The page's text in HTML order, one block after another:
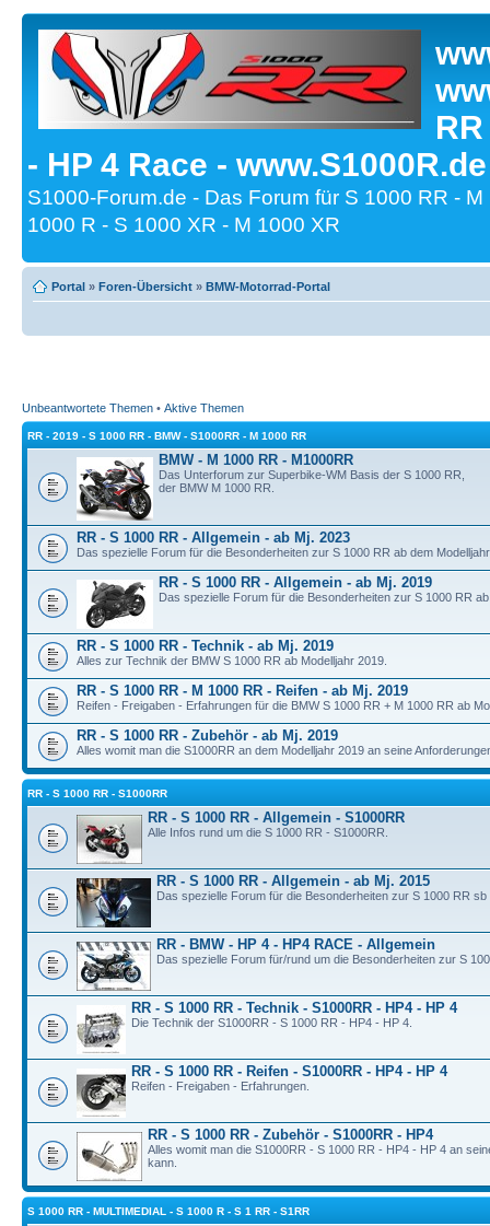
- HP 4 Race -
S1000-Forum.de - Das Forum für S 1000 RR -
1000 R - S 1000 XR - M 1000 XR
Portal » Foren-Übersicht » BMW-Motorrad-Portal
Unbeantwortete Themen • Aktive Themen
RR - 2019 - S 1000 RR - BMW - S1000RR - M 1000 RR
BMW - M 1000 RR - M1000RR
Das Unterforum zur Superbike-WM Basis der S 1000 RR,
der BMW M 1000 RR.
RR - S 1000 RR - Allgemein - ab Mj. 2023
Das spezielle Forum für die Besonderheiten zur S 1000 RR ab dem
RR - S 1000 RR - Allgemein - ab Mj. 2019
Das spezielle Forum für die Besonderheiten zur S 1000 RR
RR - S 1000 RR - Technik - ab Mj. 2019
Alles zur Technik der BMW S 1000 RR ab Modelljahr 2019.
RR - S 1000 RR - M 1000 RR - Reifen - ab Mj. 2019
Reifen - Freigaben - Erfahrungen für die BMW S 1000 RR + M 1000 RR ab
RR - S 1000 RR - Zubehör - ab Mj. 2019
Alles womit man die S1000RR an dem Modelljahr 2019 an seine
RR - S 1000 RR - S1000RR
RR - S 1000 RR - Allgemein - S1000RR
Alle Infos rund um die S 1000 RR - S1000RR.
RR - S 1000 RR - Allgemein - ab Mj. 2015
Das spezielle Forum für die Besonderheiten zur S 1000 RR sb
RR - BMW - HP 4 - HP4 RACE - Allgemein
Das spezielle Forum für/rund um die Besonderheiten zur S
RR - S 1000 RR - Technik - S1000RR - HP4 - HP 4
Die Technik der S1000RR - S 1000 RR - HP4 - HP 4.
RR - S 1000 RR - Reifen - S1000RR - HP4 - HP 4
Reifen - Freigaben - Erfahrungen.
RR - S 1000 RR - Zubehör - S1000RR - HP4
Alles womit man die S1000RR - S 1000 RR - HP4 - HP 4 an
kann.
S 1000 RR - MULTIMEDIAL - S 1000 R - S 1 RR - S1RR